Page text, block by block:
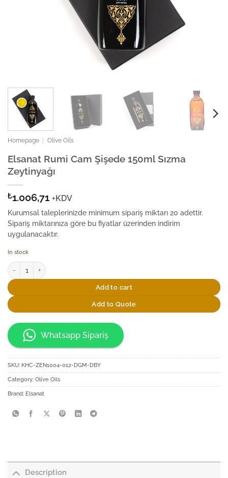
Homepage Olive Oils
Elsanat Rumi Cam Şişede 150ml Sızma
Zeytinyağı
₺1.006,71 +KDV
Kurumsal taleplerinizde minimum sipariş miktarı 20 adettir.
Sipariş miktarınıza göre bu fiyatlar üzerinden indirim
uygulanacaktır.
In stock
Elsanat Rumi Cam Şişede 150ml Sızma Zeytinyağı quantity
Add to cart
Add to Quote
Whatsapp Sipariş
SKU: KHC-ZEN1004-012-DGM-DBY
Category: Olive Oils
Brand: Elsanat
Description